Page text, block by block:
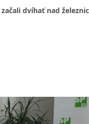
dvíhať nad